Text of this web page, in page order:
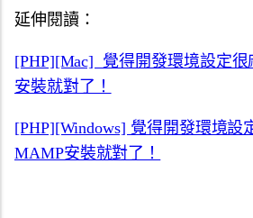
延伸閱讀：
[PHP][Mac] 覺得開發環境設定
安裝就對了！
[PHP][Windows] 覺得開發環境設
MAMP安裝就對了！